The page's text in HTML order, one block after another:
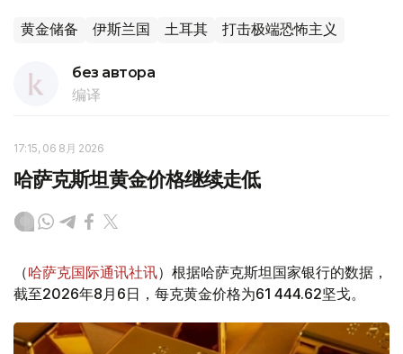
黄金储备 伊斯兰国 土耳其 打击极端恐怖主义
без автора
编译
17:15, 06 8月 2026
哈萨克斯坦黄金价格继续走低
（哈萨克国际通讯社讯）根据哈萨克斯坦国家银行的数据，
截至2026年8月6日，每克黄金价格为61 444.62坚戈。